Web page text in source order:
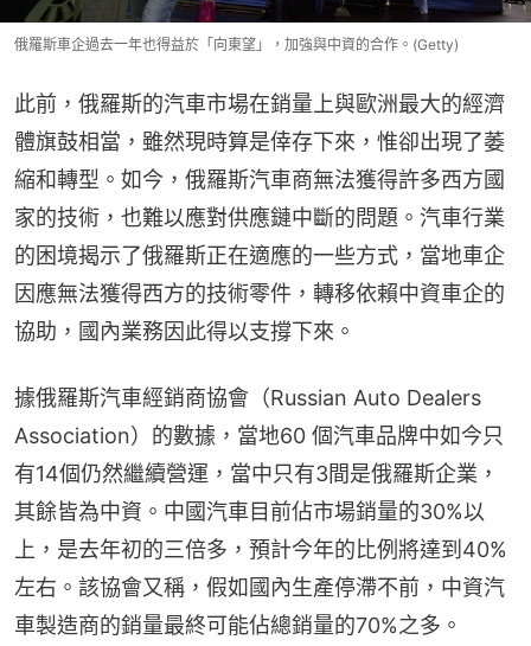
俄羅斯車企過去一年也得益於「向東望」，加強與中資的合作。(Getty)
此前，俄羅斯的汽車市場在銷量上與歐洲最大的經濟
體旗鼓相當，雖然現時算是倖存下來，惟卻出現了萎
縮和轉型。如今，俄羅斯汽車商無法獲得許多西方國
家的技術，也難以應對供應鏈中斷的問題。汽車行業
的困境揭示了俄羅斯正在適應的一些方式，當地車企
因應無法獲得西方的技術零件，轉移依賴中資車企的
協助，國內業務因此得以支撐下來。
據俄羅斯汽車經銷商協會（Russian Auto Dealers
Association）的數據，當地60 個汽車品牌中如今只
有14個仍然繼續營運，當中只有3間是俄羅斯企業，
其餘皆為中資。中國汽車目前佔市場銷量的30%以
上，是去年初的三倍多，預計今年的比例將達到40%
左右。該協會又稱，假如國內生產停滯不前，中資汽
車製造商的銷量最終可能佔總銷量的70%之多。